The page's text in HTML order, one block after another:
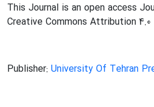
This Journal is an open access
Creative Commons Attribution
Publisher: University Of Tehran